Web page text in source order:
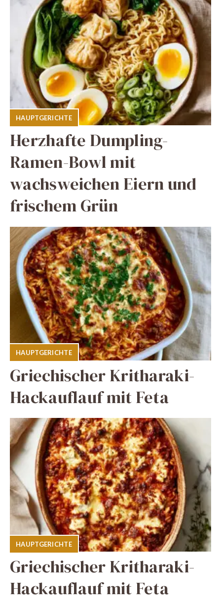
HAUPTGERICHTE
Herzhafte Dumpling-
Ramen-Bowl mit
wachsweichen Eiern und
frischem Grün
HAUPTGERICHTE
Griechischer Kritharaki-
Hackauflauf mit Feta
HAUPTGERICHTE
Griechischer Kritharaki-
Hackauflauf mit Feta